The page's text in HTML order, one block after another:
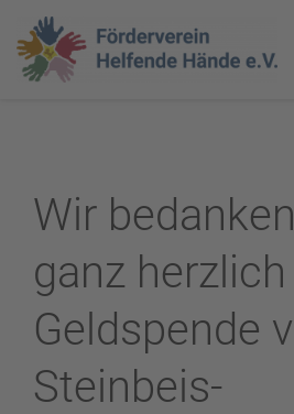
Wir
ganz
Geldspende
Steinbeis-